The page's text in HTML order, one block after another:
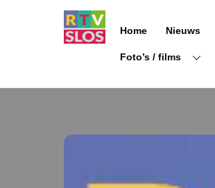
Home Nieuws
Foto’s / films